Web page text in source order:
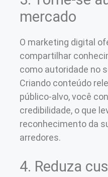
mercado
O marketing digital
compartilhar
como autoridade no
Criando conteúdo
público-alvo, você
credibilidade, o que
reconhecimento da
arredores.
4. Reduza